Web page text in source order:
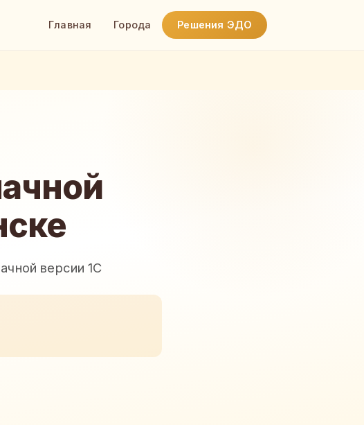
Главная Города Решения ЭДО
версии 1С